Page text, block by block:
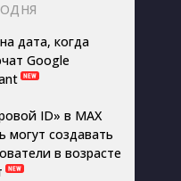
дата, когда
Google
ID» в MAX
могут создавать
в возрасте